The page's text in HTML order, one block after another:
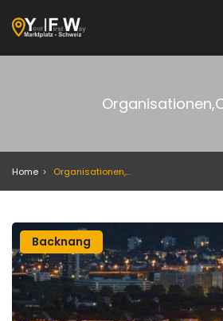
Home Organisationen,Clubs
Backnang